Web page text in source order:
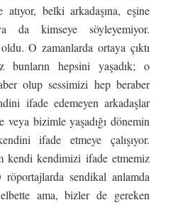
belki arkadaşına, eşine
da kimseye söyleyemiyor.
O zamanlarda ortaya çıktı
bunların hepsini yaşadık; o
olup sessimizi hep beraber
ifade edemeyen arkadaşlar
veya bizimle yaşadığı dönemin
ifade etmeye çalışıyor.
kendi kendimizi ifade etmemiz
sendikal anlamda
ama, bizler de gereken